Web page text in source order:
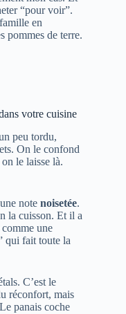
“pour voir”.
en
pommes de terre.
votre cuisine
peu tordu,
On le confond
le laisse là.
note noisetée.
la cuisson. Et il a
une
qui fait toute la
C’est le
réconfort, mais
panais coche